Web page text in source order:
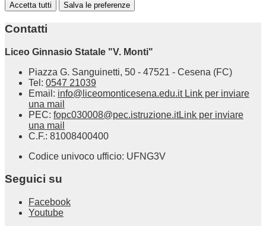
Accetta tutti Salva le preferenze
Contatti
Liceo Ginnasio Statale "V. Monti"
Piazza G. Sanguinetti, 50 - 47521 - Cesena (FC)
Tel: 0547 21039
Email: info@liceomonticesena.edu.it Link per inviare
una mail
PEC: fopc030008@pec.istruzione.itLink per inviare
una mail
C.F.: 81008400400
Codice univoco ufficio: UFNG3V
Seguici su
Facebook
Youtube